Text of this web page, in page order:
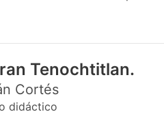
Tenochtitlan.
Cortés
didáctico